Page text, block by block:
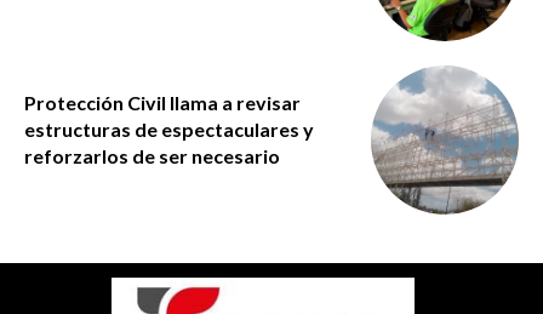
Protección Civil llama a revisar
estructuras de espectaculares y
reforzarlos de ser necesario